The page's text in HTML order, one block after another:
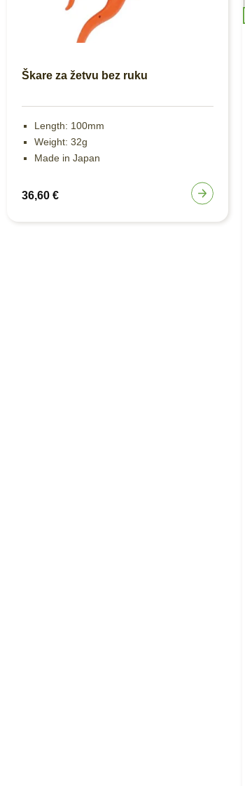
Škare za žetvu bez ruku
Length: 100mm
Weight: 32g
Made in Japan
36,60 €